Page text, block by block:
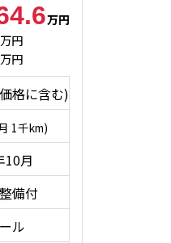
万円
円
円
格に含む)
1千km)
10月
備付
ル